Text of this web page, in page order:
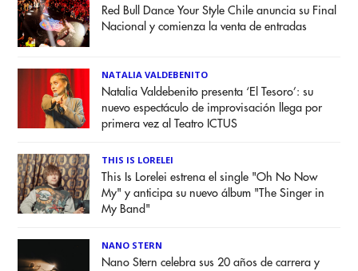
Red Bull Dance Your Style Chile anuncia su Final
Nacional y comienza la venta de entradas
NATALIA VALDEBENITO
Natalia Valdebenito presenta ‘El Tesoro’: su
nuevo espectáculo de improvisación llega por
primera vez al Teatro ICTUS
THIS IS LORELEI
This Is Lorelei estrena el single "Oh No Now
My" y anticipa su nuevo álbum "The Singer in
My Band"
NANO STERN
Nano Stern celebra sus 20 años de carrera y